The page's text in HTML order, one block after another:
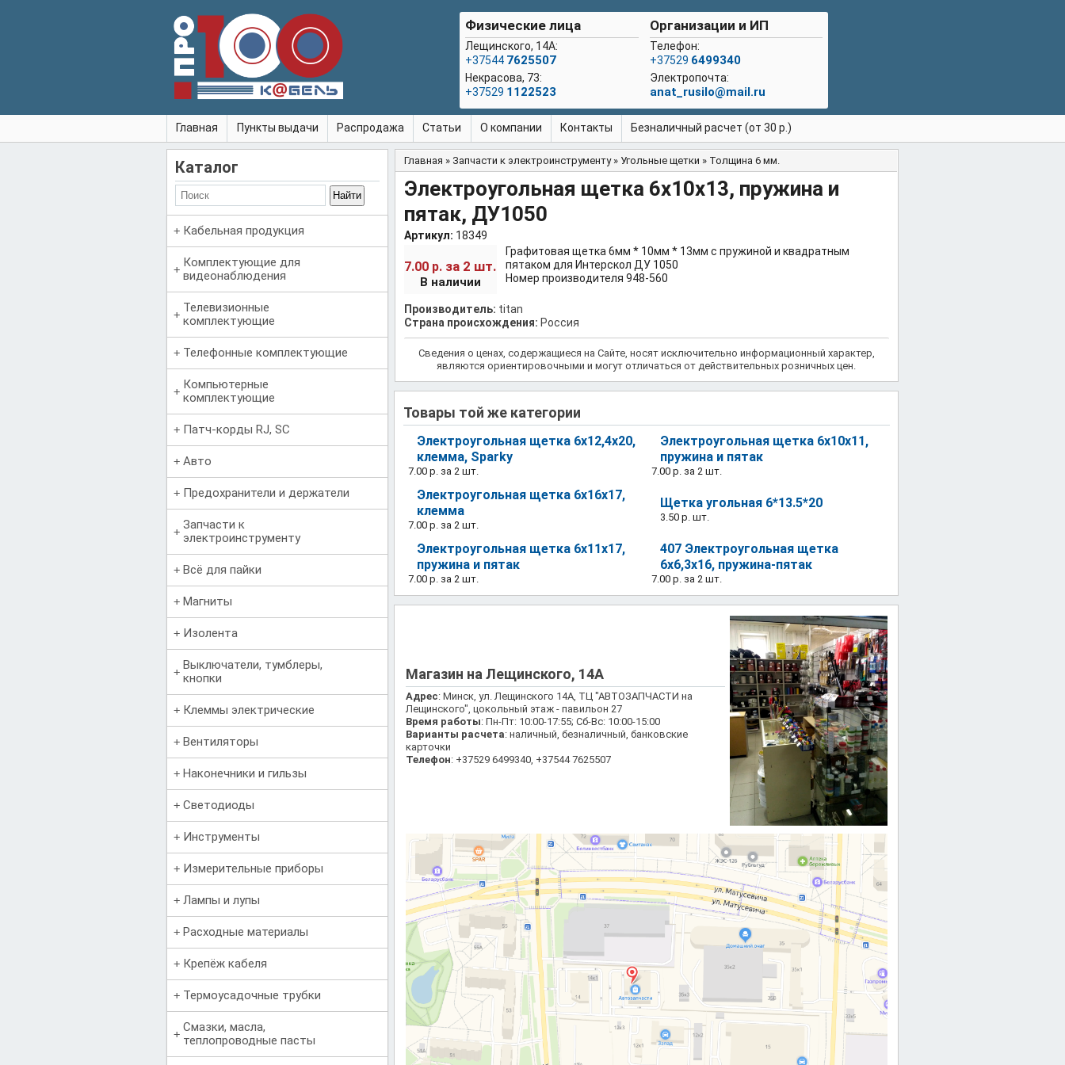
Физические лица
Лещинского, 14А:
+37544 7625507
Некрасова, 73:
+37529 1122523
Организации и ИП
Телефон:
+37529 6499340
Электропочта:
anat_rusilo@mail.ru
Главная Пункты выдачи Распродажа Статьи О компании Контакты Безналичный расчет (от 30 р.)
Вы здесь
Главная » Запчасти к электроинструменту » Угольные щетки » Толщина 6 мм.
Электроугольная щетка 6х10х13, пружина и
пятак, ДУ1050
Артикул: 18349
7.00 р. за 2 шт.
В наличии
Графитовая щетка 6мм * 10мм * 13мм с пружиной и квадратным
пятаком для Интерскол ДУ 1050
Номер производителя 948-560
Производитель: titan
Страна происхождения: Россия
Сведения о ценах, содержащиеся на Сайте, носят исключительно информационный характер,
являются ориентировочными и могут отличаться от действительных розничных цен.
Каталог
Кабельная продукция
Комплектующие для
видеонаблюдения
Телевизионные
комплектующие
Телефонные комплектующие
Компьютерные
комплектующие
Патч-корды RJ, SC
Авто
Предохранители и держатели
Запчасти к
электроинструменту
Всё для пайки
Магниты
Изолента
Выключатели, тумблеры,
кнопки
Клеммы электрические
Вентиляторы
Наконечники и гильзы
Светодиоды
Инструменты
Измерительные приборы
Лампы и лупы
Расходные материалы
Крепёж кабеля
Термоусадочные трубки
Смазки, масла,
теплопроводные пасты
Товары той же категории
Электроугольная щетка 6х12,4х20,
клемма, Sparky
7.00 р. за 2 шт.
Электроугольная щетка 6х10х11,
пружина и пятак
7.00 р. за 2 шт.
Электроугольная щетка 6х16х17,
клемма
7.00 р. за 2 шт.
Щетка угольная 6*13.5*20
3.50 р. шт.
Электроугольная щетка 6х11х17,
пружина и пятак
7.00 р. за 2 шт.
407 Электроугольная щетка
6х6,3х16, пружина-пятак
7.00 р. за 2 шт.
Магазин на Лещинского, 14А
Адрес: Минск, ул. Лещинского 14А, ТЦ "АВТОЗАПЧАСТИ на
Лещинского", цокольный этаж - павильон 27
Время работы: Пн-Пт: 10:00-17:55; Сб-Вс: 10:00-15:00
Варианты расчета: наличный, безналичный, банковские
карточки
Телефон: +37529 6499340, +37544 7625507